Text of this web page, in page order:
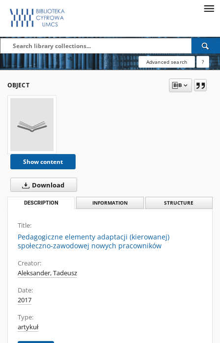
Advanced search ?
OBJECT
Show content
Download
DESCRIPTION INFORMATION STRUCTURE
Title:
Pedagogiczne elementy adaptacji (kierowanej)
społeczno-zawodowej nowych pracowników
Creator:
Aleksander, Tadeusz
Date:
2017
Type:
artykuł